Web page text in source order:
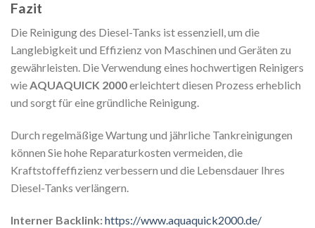
Fazit
Die Reinigung des Diesel-Tanks ist essenziell, um die
Langlebigkeit und Effizienz von Maschinen und Geräten zu
gewährleisten. Die Verwendung eines hochwertigen Reinigers
wieAQUAQUICK 2000erleichtert diesen Prozess erheblich
und sorgt für eine gründliche Reinigung.
Durch regelmäßige Wartung und jährliche Tankreinigungen
können Sie hohe Reparaturkosten vermeiden, die
Kraftstoffeffizienz verbessern und die Lebensdauer Ihres
Diesel-Tanks verlängern.
Interner Backlink:https://www.aquaquick2000.de/